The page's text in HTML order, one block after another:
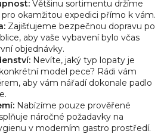
Většinu sortimentu držíme
okamžitou expedici přímo k vám.
Zajišťujeme bezpečnou dopravu po
aby vaše vybavení bylo včas
objednávky.
Nevíte, jaký typ lopaty je
model pece? Rádi vám
aby vám nářadí dokonale padlo
Nabízíme pouze prověřené
náročné požadavky na
v moderním gastro prostředí.